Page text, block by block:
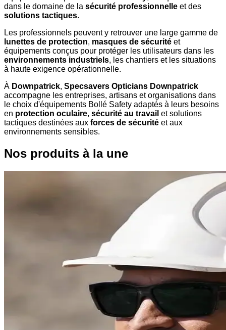
dans le domaine de la sécurité professionnelle et des
solutions tactiques.
Les professionnels peuvent y retrouver une large gamme de
lunettes de protection, masques de sécurité et
équipements conçus pour protéger les utilisateurs dans les
environnements industriels, les chantiers et les situations
à haute exigence opérationnelle.
À Downpatrick, Specsavers Opticians Downpatrick
accompagne les entreprises, artisans et organisations dans
le choix d'équipements Bollé Safety adaptés à leurs besoins
en protection oculaire, sécurité au travail et solutions
tactiques destinées aux forces de sécurité et aux
environnements sensibles.
Nos produits à la une